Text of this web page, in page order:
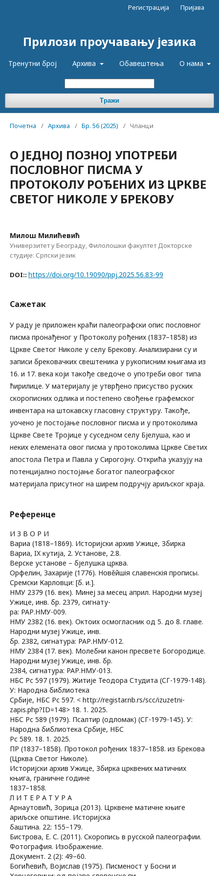
Прилози проучавању језика
Тренутни број Архива Обавештења О нама
Тражи
Регистрација Пријава
Почетна / Архива / Бр. 56 (2025) / Чланци
О ЈЕДНОЈ ПОЗНОЈ УПОТРЕБИ
ПОСЛОВНОГ ПИСМА У
ПРОТОКОЛУ РОЂЕНИХ ИЗ ЦРКВЕ
СВЕТОГ НИКОЛЕ У БРЕКОВУ
Милош Милићевић
Универзитет у Београду, Филолошки факултет Докторске
студије: Српски језик
DOI:: https://doi.org/10.19090/ppj.2025.56.83-99
Сажетак
У раду је приложен краћи палеографски опис пословног
писма пронађеног у Протоколу рођених (1837–1858) из
Цркве Светог Николе у селу Брекову. Анализирани су и
записи брековачких свештеника у рукописним књигама из
16. и 17. века који такође сведоче о употреби овог типа
ћирилице. У материјалу је утврђено присуство руских
скорописних одлика и постепено свођење графемског
инвентара на штокавску гласовну структуру. Такође,
уочено је постојање пословног писма и у протоколима
Цркве Свете Тројице у суседном селу Бјелуша, као и
неких елемената овог писма у протоколима Цркве Светих
апостола Петра и Павла у Сирогојну. Открића указују на
потенцијално постојање богатог палеографског
материјала присутног на ширем подручју ариљског краја.
Референце
И З В О Р И
Вариа (1818–1869). Историјски архив Ужице, Збирка
Вариа, IX кутија, 2. Установе, 2.8.
Верске установе – бјелушка црква.
Орфелин, Захарије (1776). Новěйшія славенскія прописы.
Сремски Карловци: [б. и.].
НМУ 2379 (16. век). Минеј за месец април. Народни музеј
Ужице, инв. бр. 2379, сигнату-
ра: РАР.НМУ-009.
НМУ 2382 (16. век). Октоих осмогласник од 5. до 8. главе.
Народни музеј Ужице, инв.
бр. 2382, сигнатура: РАР.НМУ-012.
НМУ 2384 (17. век). Молебни канон пресвете Богородице.
Народни музеј Ужице, инв. бр.
2384, сигнатура: РАР.НМУ-013.
НБС Рс 597 (1979). Житије Теодора Студита (СГ-1979-148).
У: Народна библиотека
Србије, НБС Рс 597. < http://registar.nb.rs/scc/izuzetni-
zapis.php?ID=148> 18. 1. 2025.
НБС Рс 589 (1979). Псалтир (одломак) (СГ-1979-145). У:
Народна библиотека Србије, НБС
Рс 589. 18. 1. 2025.
ПР (1837–1858). Протокол рођених 1837–1858. из Брекова
(Црква Светог Николе).
Историјски архив Ужице, Збирка црквених матичних
књига, граничне године
1837–1858.
Л И Т Е Р А Т У Р А
Арнаутовић, Зорица (2013). Црквене матичне књиге
ариљске општине. Историјска
баштина. 22: 155–179.
Бистрова, Е. С. (2011). Скоропись в русской палеографии.
Фотография. Изображение.
Документ. 2 (2): 49–60.
Богићевић, Војислав (1975). Писменост у Босни и